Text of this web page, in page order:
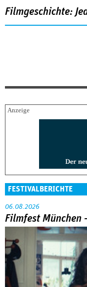
Filmgeschichte:
FESTIVALBERICHTE
06.08.2026
Filmfest München